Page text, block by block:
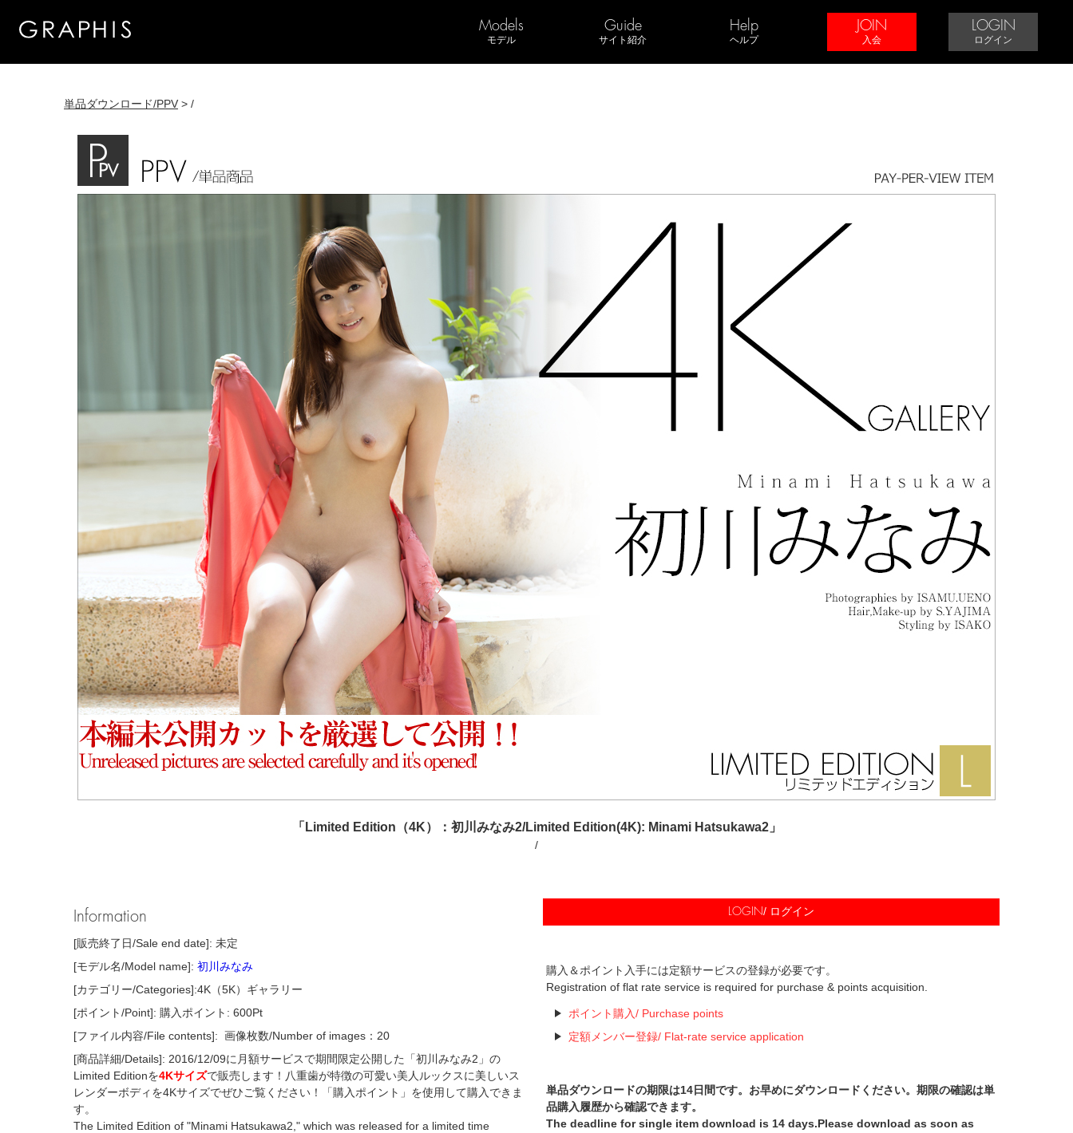
Models
モデル
Guide
サイト紹介
Help
ヘルプ
JOIN
入会
LOGIN
ログイン
単品ダウンロード/PPV > /
「Limited Edition（4K）：初川みなみ2/Limited Edition(4K): Minami Hatsukawa2」
/
Information
[販売終了日/Sale end date]: 未定
[モデル名/Model name]: 初川みなみ
[カテゴリー/Categories]:4K（5K）ギャラリー
[ポイント/Point]: 購入ポイント: 600Pt
[ファイル内容/File contents]: 画像枚数/Number of images：20
[商品詳細/Details]: 2016/12/09に月額サービスで期間限定公開した「初川みなみ2」の
Limited Editionを4Kサイズで販売します！八重歯が特徴の可愛い美人ルックスに美しいス
レンダーボディを4Kサイズでぜひご覧ください！「購入ポイント」を使用して購入できま
す。
The Limited Edition of "Minami Hatsukawa2," which was released for a limited time
LOGIN/ ログイン
購入＆ポイント入手には定額サービスの登録が必要です。
Registration of flat rate service is required for purchase & points acquisition.
ポイント購入/ Purchase points
定額メンバー登録/ Flat-rate service application
単品ダウンロードの期限は14日間です。お早めにダウンロードください。期限の確認は単
品購入履歴から確認できます。
The deadline for single item download is 14 days.Please download as soon as